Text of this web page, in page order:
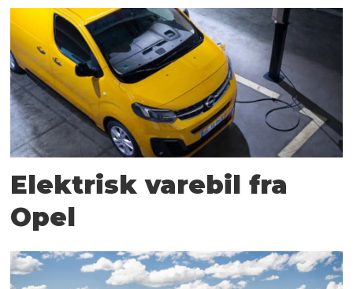
Elektrisk varebil fra
Opel